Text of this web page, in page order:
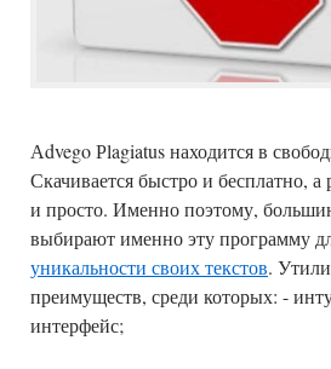
Аdvego Рlagiatus находится в
Скачивается быстро и бесплатно, а
и просто. Именно поэтому,
выбирают именно эту программу
уникальности своих текстов.
преимуществ, среди которых: -
интерфейс;